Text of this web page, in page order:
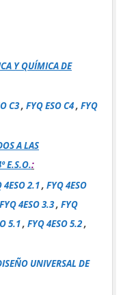
Y QUÍMICA DE
C3, FYQ ESO C4, FYQ
A LAS
E.S.O.:
4ESO 2.1, FYQ 4ESO
FYQ 4ESO 3.3, FYQ
5.1, FYQ 4ESO 5.2,
UNIVERSAL DE